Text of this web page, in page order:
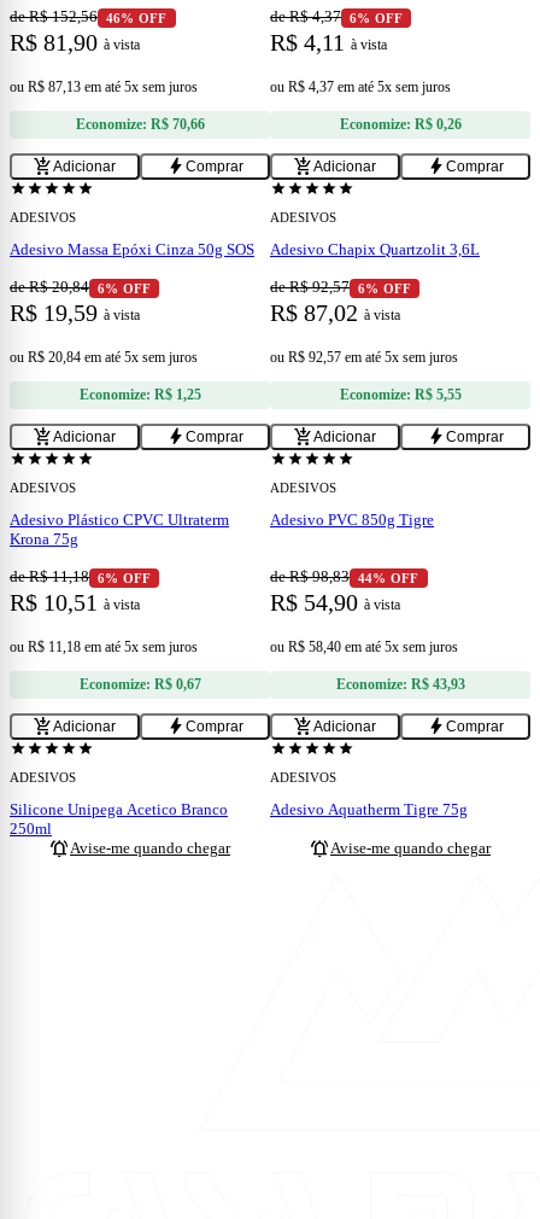
de R$ 152,56 46% OFF
R$ 81,90 à vista
ou R$ 87,13 em até 5x sem juros
Economize: R$ 70,66
add_shopping_cartAdicionar bolt Comprar
de R$ 4,37 6% OFF
R$ 4,11 à vista
ou R$ 4,37 em até 5x sem juros
Economize: R$ 0,26
add_shopping_cartAdicionar bolt Comprar
starstarstarstarstar
ADESIVOS
Adesivo Massa Epóxi Cinza 50g SOS
de R$ 20,84 6% OFF
R$ 19,59 à vista
ou R$ 20,84 em até 5x sem juros
Economize: R$ 1,25
add_shopping_cartAdicionar bolt Comprar
starstarstarstarstar
ADESIVOS
Adesivo Chapix Quartzolit 3,6L
de R$ 92,57 6% OFF
R$ 87,02 à vista
ou R$ 92,57 em até 5x sem juros
Economize: R$ 5,55
add_shopping_cartAdicionar bolt Comprar
starstarstarstarstar
ADESIVOS
Adesivo Plástico CPVC Ultraterm
Krona 75g
de R$ 11,18 6% OFF
R$ 10,51 à vista
ou R$ 11,18 em até 5x sem juros
Economize: R$ 0,67
add_shopping_cartAdicionar bolt Comprar
starstarstarstarstar
ADESIVOS
Adesivo PVC 850g Tigre
de R$ 98,83 44% OFF
R$ 54,90 à vista
ou R$ 58,40 em até 5x sem juros
Economize: R$ 43,93
add_shopping_cartAdicionar bolt Comprar
ESGOTADO
starstarstarstarstar
ADESIVOS
Silicone Unipega Acetico Branco
250ml
notifications_active Avise-me quando chegar
ESGOTADO
starstarstarstarstar
ADESIVOS
Adesivo Aquatherm Tigre 75g
notifications_active Avise-me quando chegar